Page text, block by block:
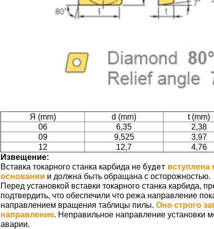
Я (mm) d (mm) t (mm)
06
6,35 2,38
09
9,525 3,97
12
12,7 4,76
Извещение:
Вставка токарного станка карбида не будет вступлена
основании и должна быть обращана с осторожностью.
Перед установкой вставки токарного станка карбида,
подтвердить, что обеспечили что режа направление
направлением вращения таблицы пилы. Оно строго
направление. Неправильное направление установки
аварии.